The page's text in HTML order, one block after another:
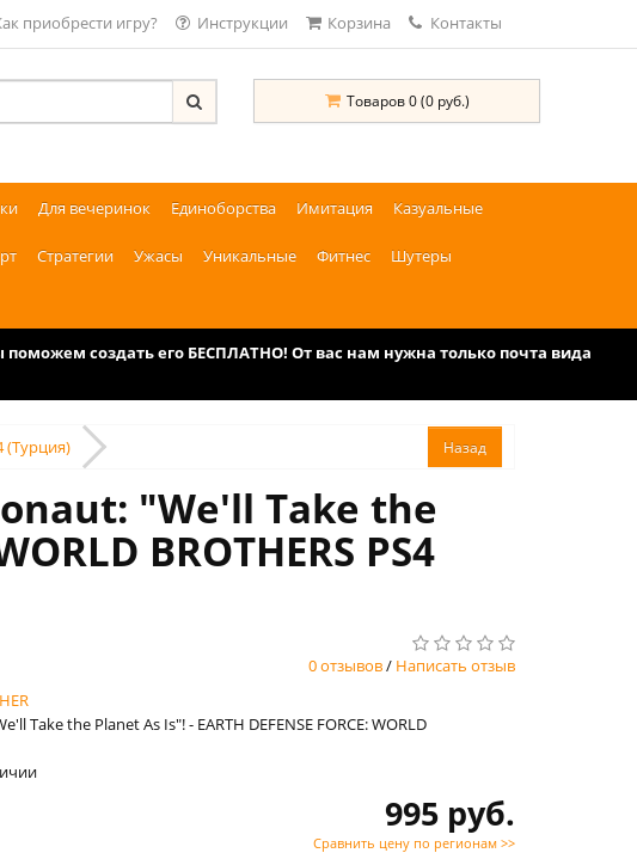
приобрести игру? Инструкции Корзина Контакты
Товаров 0 (0 руб.)
Для вечеринок Единоборства Имитация Казуальные
Стратегии Ужасы Уникальные Фитнес Шутеры
создать его БЕСПЛАТНО! От вас нам нужна только почта вида
(Турция)
"We'll Take the
BROTHERS PS4
0 отзывов/ Написать отзыв
Take the Planet As Is"! - EARTH DEFENSE FORCE: WORLD
995 руб.
Сравнить цену по регионам >>